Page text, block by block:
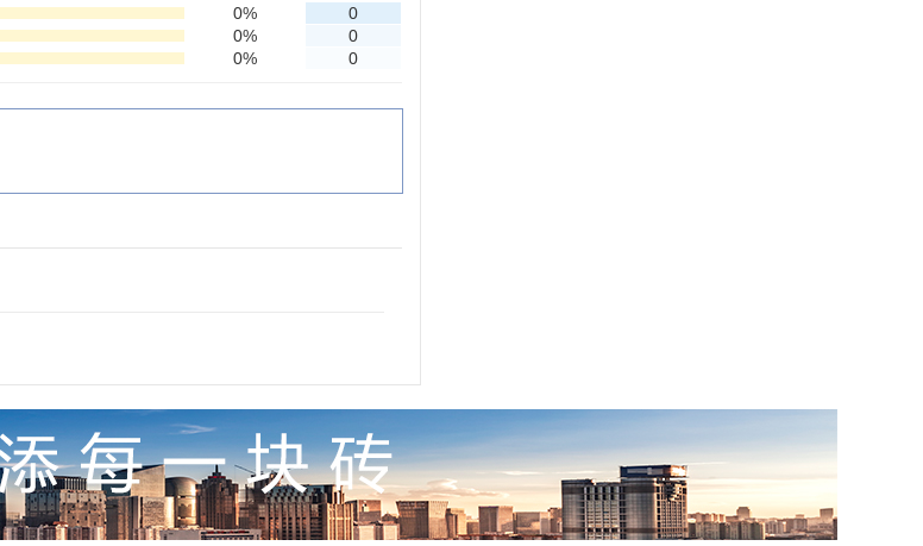
0%
0
0%
0
0%
0